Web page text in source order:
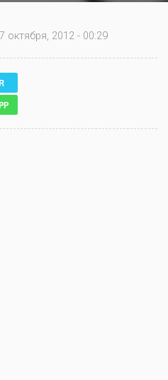
октября, 2012 - 00:29